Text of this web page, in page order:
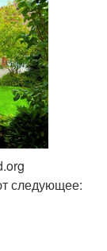
следующее: